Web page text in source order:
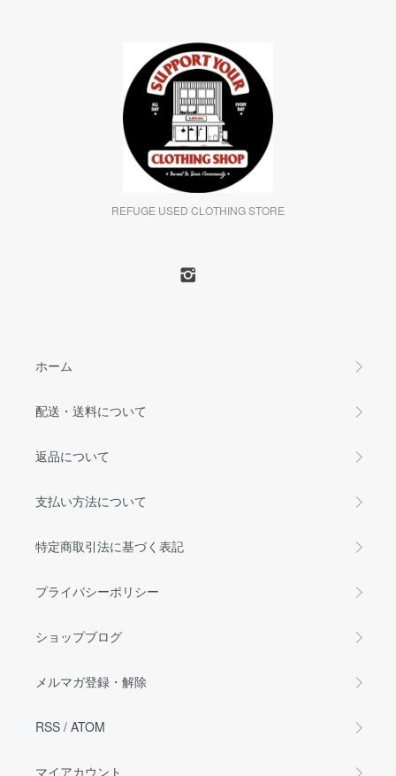
REFUGE USED CLOTHING STORE
ホーム
配送・送料について
返品について
支払い方法について
特定商取引法に基づく表記
プライバシーポリシー
ショップブログ
メルマガ登録・解除
RSS / ATOM
マイアカウント